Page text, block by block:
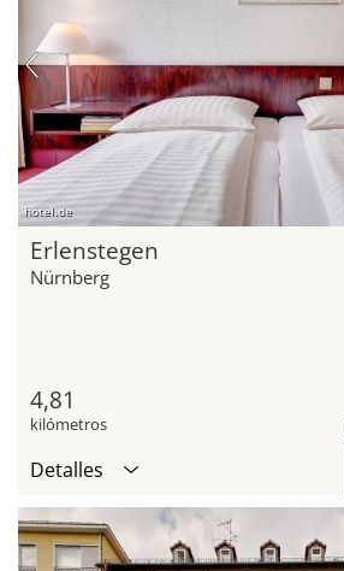
hotel.de
Erlenstegen
Nürnberg
4,81
kilómetros
Detalles